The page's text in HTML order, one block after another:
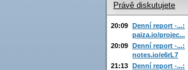
Právě diskutujete
20:09 Denní report -...:
paiza.io/projec...
20:09 Denní report -...:
notes.io/e6rL7
21:13 Denní report -...: